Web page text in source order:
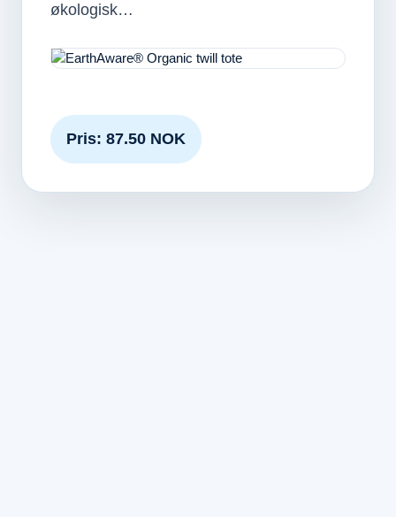
økologisk…
Pris: 87.50 NOK